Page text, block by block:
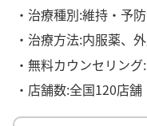
・治療種別:維持・予
・治療方法:内服薬、
・無料カウンセリング
・店舗数:全国120店舗